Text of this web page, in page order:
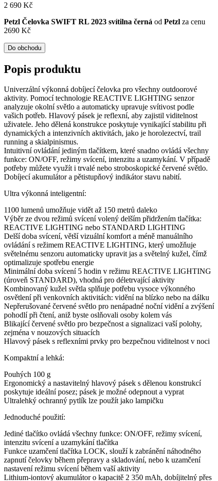
2 690 Kč
Petzl Čelovka SWIFT RL 2023 svítilna černá od Petzl za cenu
2690 Kč
Do obchodu
Popis produktu
Univerzální výkonná dobíjecí čelovka pro všechny outdoorové
aktivity. Pomocí technologie REACTIVE LIGHTING senzor
analyzuje okolní světlo a automaticky upravuje svítivost podle
vašich potřeb. Hlavový pásek je reflexní, aby zajistil viditelnost
uživatele. Jeho dělená konstrukce poskytuje vynikající stabilitu při
dynamických a intenzivních aktivitách, jako je horolezectví, trail
running a skialpinismus.
Intuitivní ovládání jediným tlačítkem, které snadno ovládá všechny
funkce: ON/OFF, režimy svícení, intenzitu a uzamykání. V případě
potřeby můžete využít i trvalé nebo stroboskopické červené světlo.
Dobíjecí akumulátor a pětistupňový indikátor stavu nabití.
Ultra výkonná inteligentní:
1100 lumenů umožňuje vidět až 150 metrů daleko
Výběr ze dvou režimů svícení volený delším přidržením tlačítka:
REACTIVE LIGHTING nebo STANDARD LIGHTING
Delší doba svícení, větší vizuální komfort a méně manuálního
ovládání s režimem REACTIVE LIGHTING, který umožňuje
světelnému senzoru automaticky upravit jas a světelný kužel, čímž
optimalizuje spotřebu energie
Minimální doba svícení 5 hodin v režimu REACTIVE LIGHTING
(úroveň STANDARD), vhodná pro déletrvající aktivity
Kombinovaný kužel světla splňuje potřebu vysoce výkonného
osvětlení při venkovních aktivitách: vidění na blízko nebo na dálku
Nepřerušované červené světlo pro nenápadné noční vidění a zvýšení
pohodlí při čtení, aniž byste oslňovali osoby kolem vás
Blikající červené světlo pro bezpečnost a signalizaci vaší polohy,
zejména v nouzových situacích
Hlavový pásek s reflexními prvky pro bezpečnou viditelnost v noci
Kompaktní a lehká:
Pouhých 100 g
Ergonomický a nastavitelný hlavový pásek s dělenou konstrukcí
poskytuje ideální posez; pásek je možné odepnout a vyprat
Ultralehký ochranný pytlík lze použít jako lampičku
Jednoduché použití:
Jediné tlačítko ovládá všechny funkce: ON/OFF, režimy svícení,
intenzitu svícení a uzamykání tlačítka
Funkce uzamčení tlačítka LOCK, slouží k zabránění náhodného
zapnutí čelovky během přepravy a skladování, nebo k uzamčení
nastavení režimu svícení během vaší aktivity
Lithium-iontový akumulátor o kapacitě 2 350 mAh, dobíjitelný přes